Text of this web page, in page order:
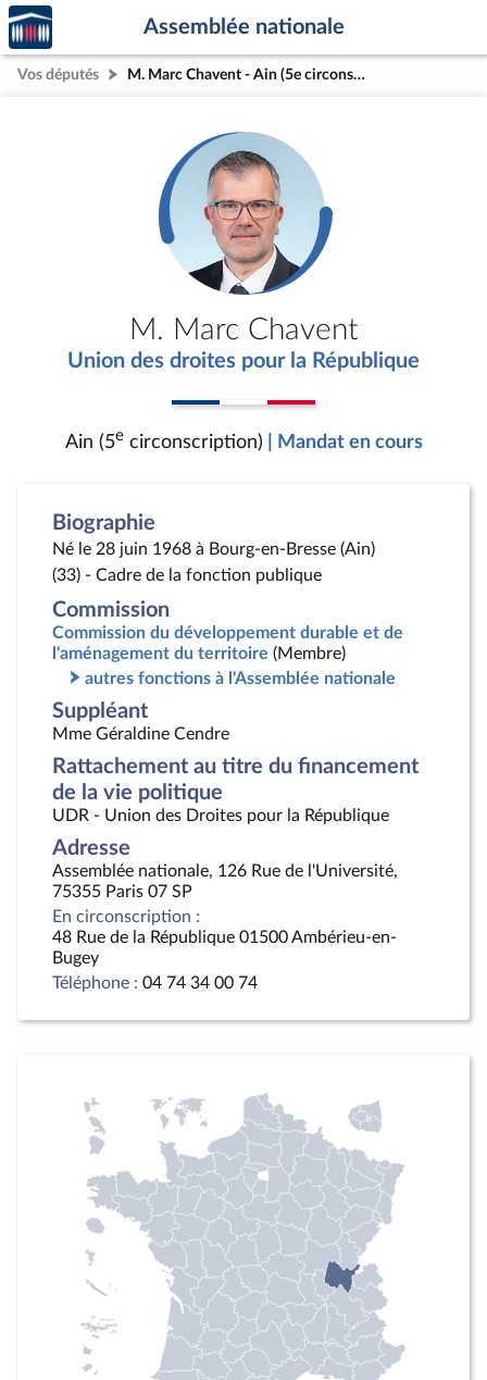
Aller au contenu
Aller en bas de la page
Accèder
à la
page
d'accueil
Assemblée nationale
Vos députés M. Marc Chavent - Ain (5e circonscription)
M. Marc Chavent
Union des droites pour la République
Ain (5ecirconscription) | Mandat en cours
Biographie
Né le 28 juin 1968 à Bourg-en-Bresse (Ain)
(33) - Cadre de la fonction publique
Commission
Commission du développement durable et de
l'aménagement du territoire (Membre)
autres fonctions à l'Assemblée nationale
Suppléant
Mme Géraldine Cendre
Rattachement au titre du financement
de la vie politique
UDR - Union des Droites pour la République
Adresse
Assemblée nationale, 126 Rue de l'Université,
75355 Paris 07 SP
En circonscription :
48 Rue de la République 01500 Ambérieu-en-
Bugey
Téléphone : 04 74 34 00 74